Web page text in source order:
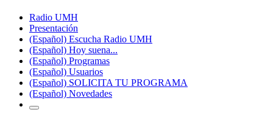
Radio UMH
Presentación
(Español) Escucha Radio UMH
(Español) Hoy suena...
(Español) Programas
(Español) Usuarios
(Español) SOLICITA TU PROGRAMA
(Español) Novedades